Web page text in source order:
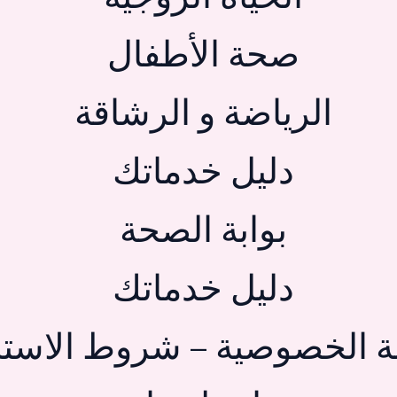
صحة الأطفال
الرياضة و الرشاقة
دليل خدماتك
بوابة الصحة
دليل خدماتك
الخصوصية – شروط